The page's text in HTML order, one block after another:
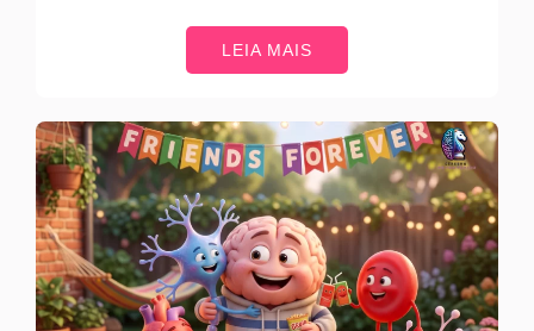
LEIA MAIS